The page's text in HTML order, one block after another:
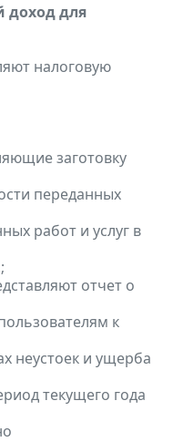
доход для
налоговую
заготовку
переданных
работ и услуг в
отчет о
к
неустоек и ущерба
текущего года